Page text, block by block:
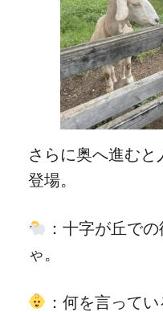
さらに奥へ進む
登場。
：十字が丘で
ゃ。
：何を言って